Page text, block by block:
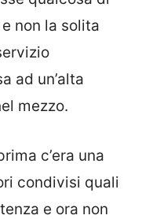
non la solita
ad un’alta
mezzo.
c’era una
condivisi quali
e ora non